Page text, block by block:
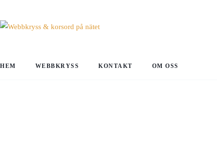
HEM WEBBKRYSS KONTAKT OM OSS